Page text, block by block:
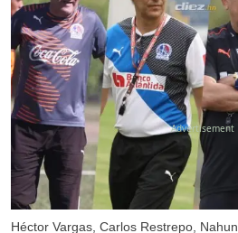
Héctor Vargas, Carlos Restrepo,